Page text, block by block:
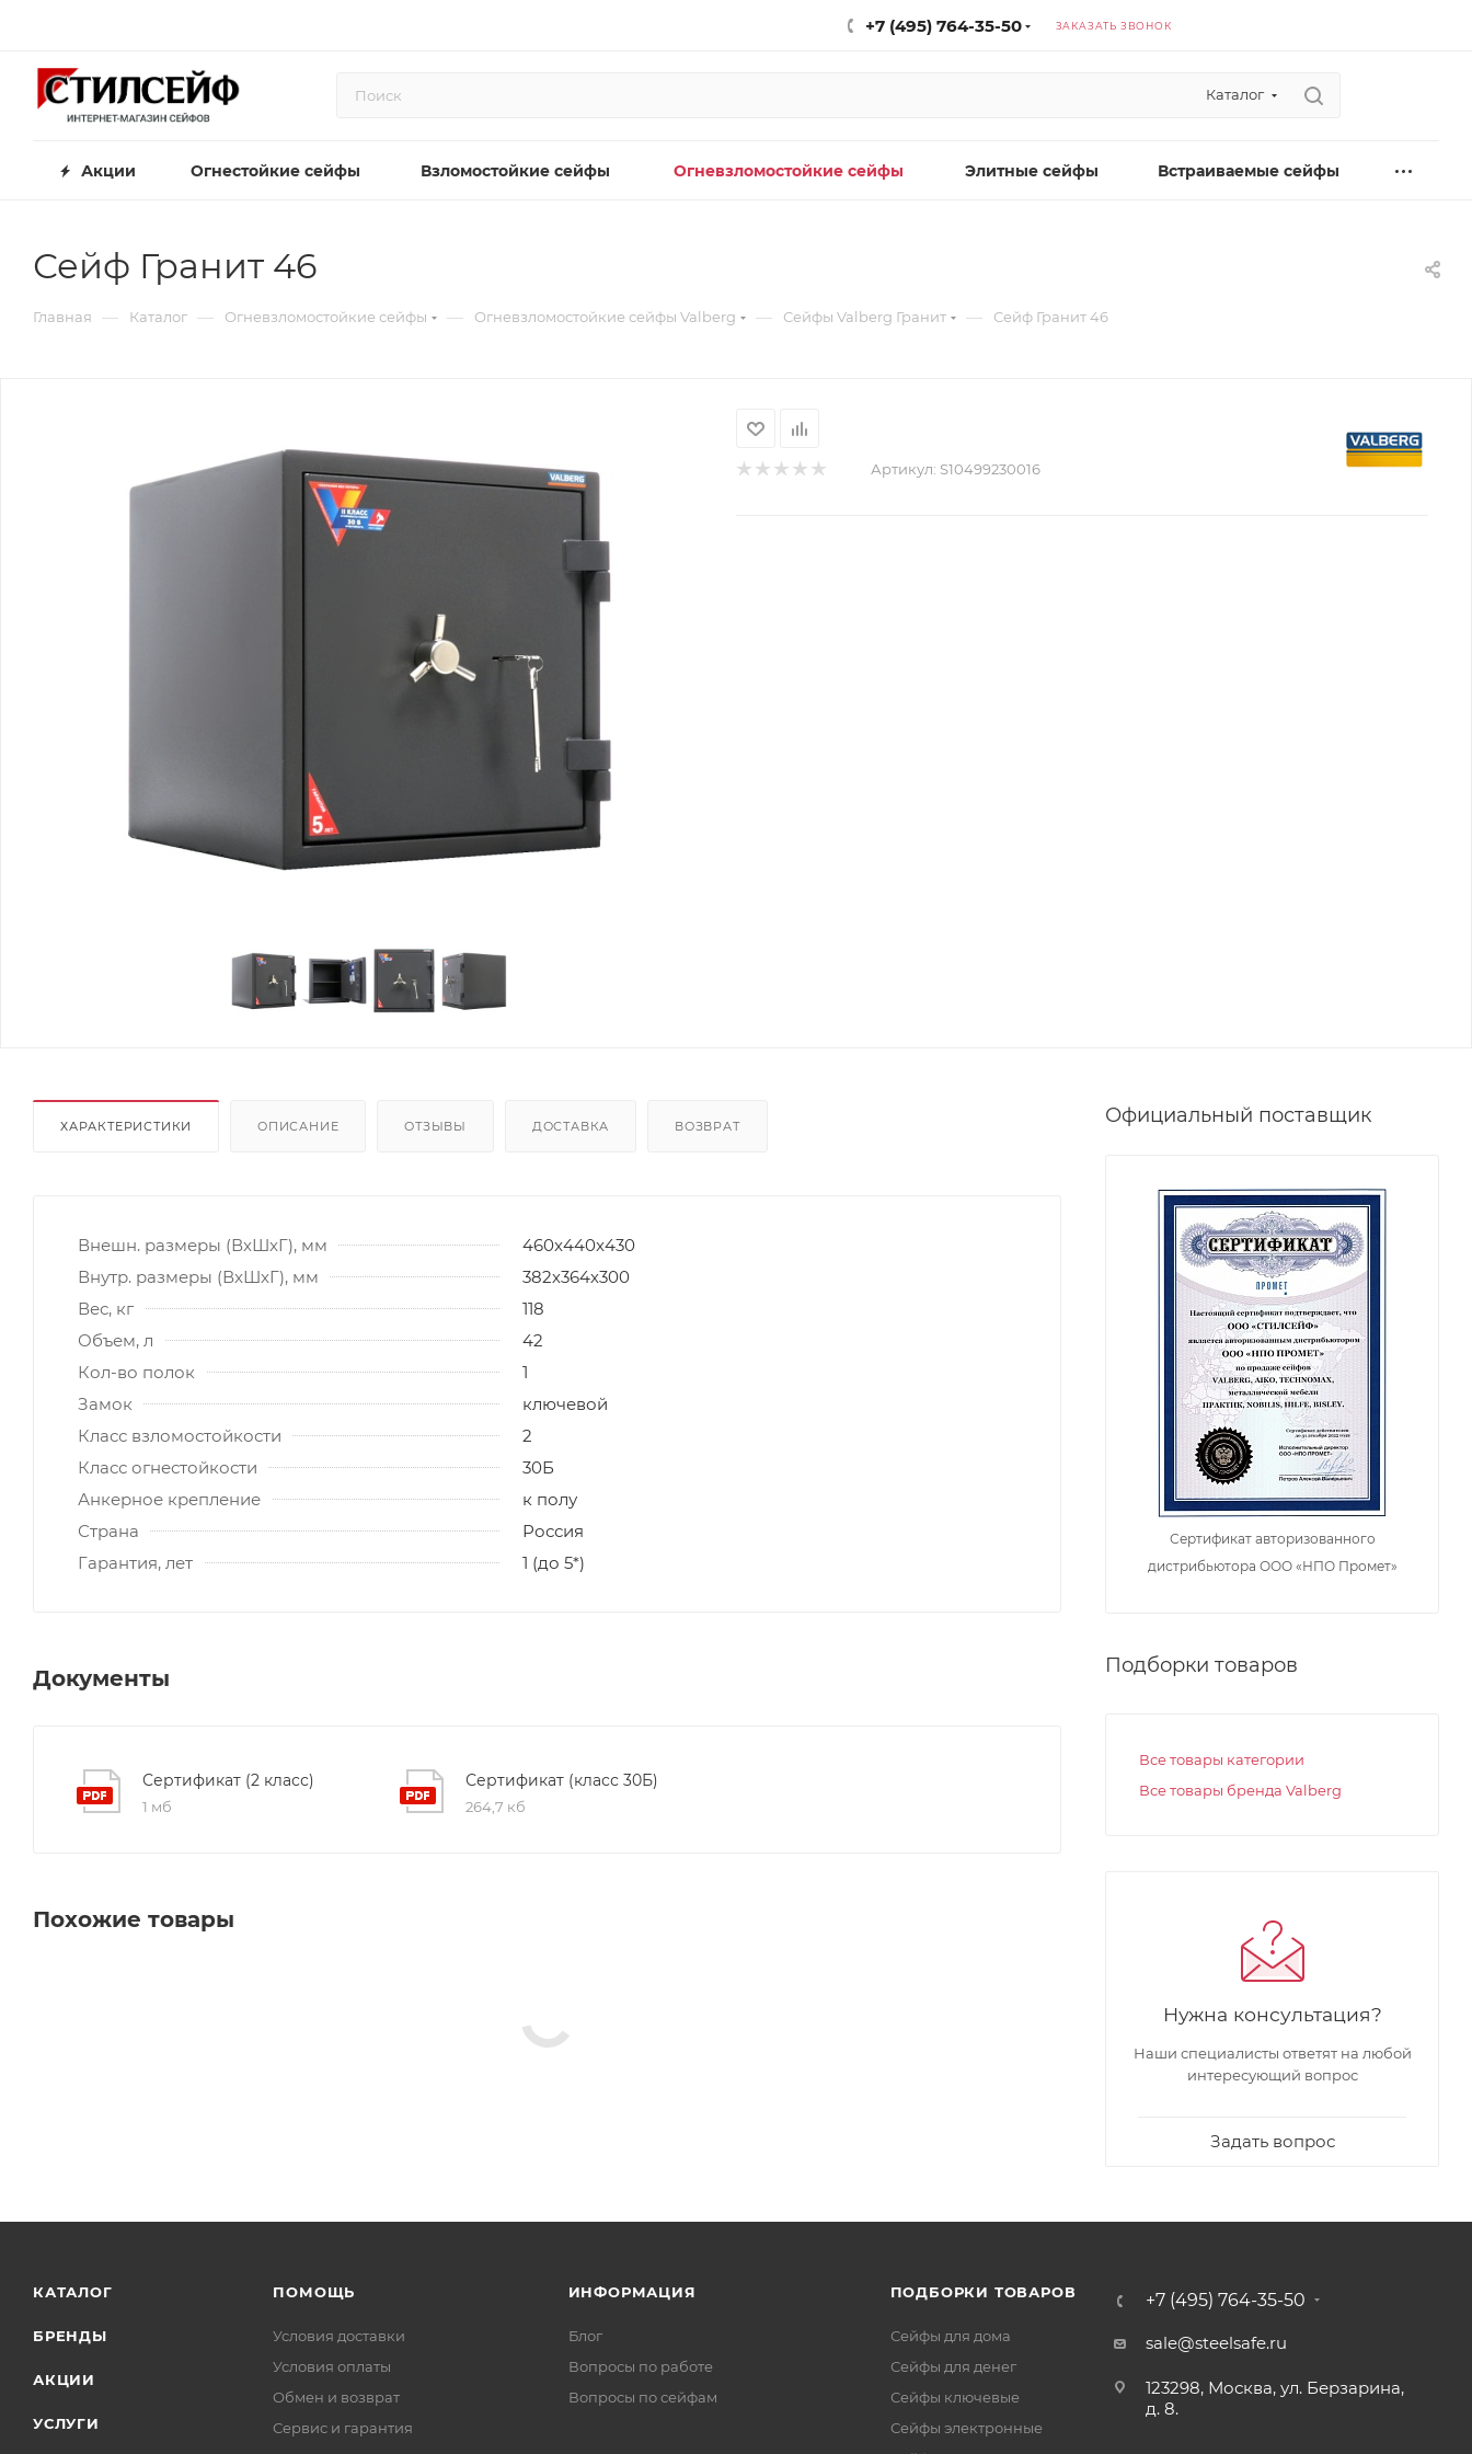
+7 (495) 764-35-50 ЗАКАЗАТЬ ЗВОНОК
Каталог
Акции Огнестойкие сейфы Взломостойкие сейфы Огневзломостойкие сейфы Элитные сейфы Встраиваемые сейфы
Сейф Гранит 46
Главная — Каталог — Огневзломостойкие сейфы — Огневзломостойкие сейфы Valberg — Сейфы Valberg Гранит — Сейф Гранит 46
Артикул: S10499230016
ХАРАКТЕРИСТИКИ ОПИСАНИЕ ОТЗЫВЫ ДОСТАВКА ВОЗВРАТ
Внешн. размеры (ВxШxГ), мм
460x440x430
Внутр. размеры (ВxШxГ), мм
382х364х300
Вес, кг
118
Объем, л
42
Кол-во полок
1
Замок
ключевой
Класс взломостойкости
2
Класс огнестойкости
30Б
Анкерное крепление
к полу
Страна
Россия
Гарантия, лет
1 (до 5*)
Документы
Сертификат (2 класс)
1 мб
Сертификат (класс 30Б)
264,7 кб
Похожие товары
Официальный поставщик
Сертификат авторизованного
дистрибьютора ООО «НПО Промет»
Подборки товаров
Все товары категории
Все товары бренда Valberg
Нужна консультация?
Наши специалисты ответят на любой
интересующий вопрос
Задать вопрос
КАТАЛОГ
БРЕНДЫ
АКЦИИ
УСЛУГИ
ПОМОЩЬ
Условия доставки
Условия оплаты
Обмен и возврат
Сервис и гарантия
ИНФОРМАЦИЯ
Блог
Вопросы по работе
Вопросы по сейфам
ПОДБОРКИ ТОВАРОВ
Сейфы для дома
Сейфы для денег
Сейфы ключевые
Сейфы электронные
+7 (495) 764-35-50
sale@steelsafe.ru
123298, Москва, ул. Берзарина,
д. 8.